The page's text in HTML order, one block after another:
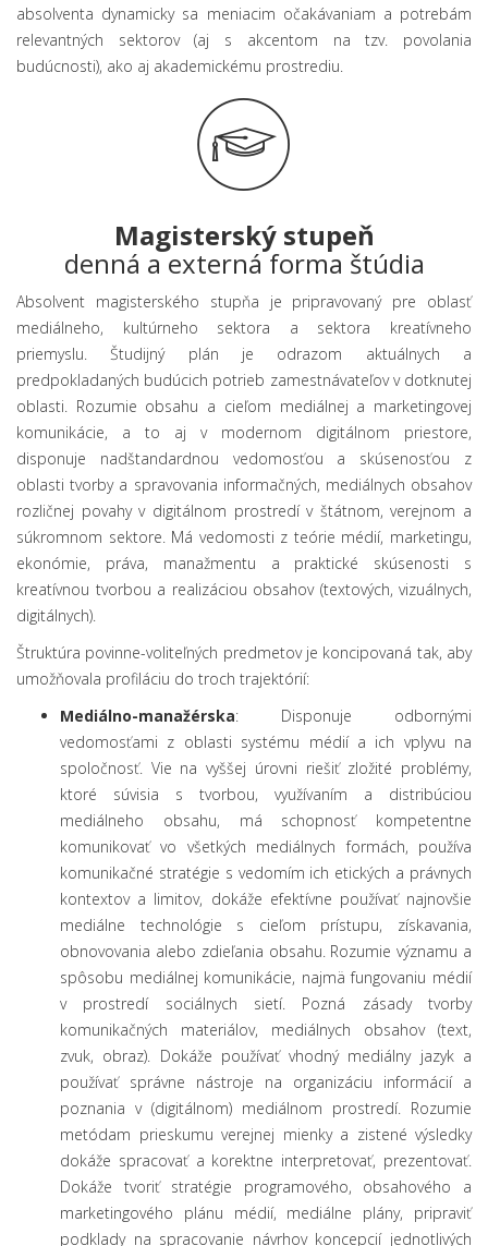
absolventa dynamicky sa meniacim očakávaniam a potrebám
relevantných sektorov (aj s akcentom na tzv. povolania
budúcnosti), ako aj akademickému prostrediu.
Magisterský stupeň
denná a externá forma štúdia
Absolvent magisterského stupňa je pripravovaný pre oblasť
mediálneho, kultúrneho sektora a sektora kreatívneho
priemyslu. Študijný plán je odrazom aktuálnych a
predpokladaných budúcich potrieb zamestnávateľov v dotknutej
oblasti. Rozumie obsahu a cieľom mediálnej a marketingovej
komunikácie, a to aj v modernom digitálnom priestore,
disponuje nadštandardnou vedomosťou a skúsenosťou z
oblasti tvorby a spravovania informačných, mediálnych obsahov
rozličnej povahy v digitálnom prostredí v štátnom, verejnom a
súkromnom sektore. Má vedomosti z teórie médií, marketingu,
ekonómie, práva, manažmentu a praktické skúsenosti s
kreatívnou tvorbou a realizáciou obsahov (textových, vizuálnych,
digitálnych).
Štruktúra povinne-voliteľných predmetov je koncipovaná tak, aby
umožňovala profiláciu do troch trajektórií:
Mediálno-manažérska: Disponuje odbornými
vedomosťami z oblasti systému médií a ich vplyvu na
spoločnosť. Vie na vyššej úrovni riešiť zložité problémy,
ktoré súvisia s tvorbou, využívaním a distribúciou
mediálneho obsahu, má schopnosť kompetentne
komunikovať vo všetkých mediálnych formách, používa
komunikačné stratégie s vedomím ich etických a právnych
kontextov a limitov, dokáže efektívne používať najnovšie
mediálne technológie s cieľom prístupu, získavania,
obnovovania alebo zdieľania obsahu. Rozumie významu a
spôsobu mediálnej komunikácie, najmä fungovaniu médií
v prostredí sociálnych sietí. Pozná zásady tvorby
komunikačných materiálov, mediálnych obsahov (text,
zvuk, obraz). Dokáže používať vhodný mediálny jazyk a
používať správne nástroje na organizáciu informácií a
poznania v (digitálnom) mediálnom prostredí. Rozumie
metódam prieskumu verejnej mienky a zistené výsledky
dokáže spracovať a korektne interpretovať, prezentovať.
Dokáže tvoriť stratégie programového, obsahového a
marketingového plánu médií, mediálne plány, pripraviť
podklady na spracovanie návrhov koncepcií jednotlivých